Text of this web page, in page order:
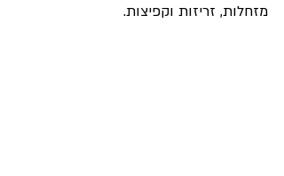
מזחלות, זריזות וקפיצות.